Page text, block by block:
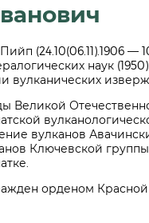
(24.10(06.11).1906 —
наук
вулканических
Великой
вулканов
Ключевской
орденом Красной